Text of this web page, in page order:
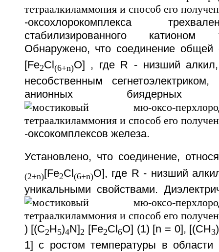
-оксохлорокомплекса
стабилизированного катионом
Обнаружено, что соединение
[Fe2Cl (6+n)O] , где R - низший
несобственным
анионных биядерных
-оксокомплексов железа.
Установлено, что соединение,
(2+n)[Fe2Cl (6+n)O], где R - низший
уникальными свойствами.
) [(C2H5)4N]2 [Fe2Cl 6O] (1) [n = 0], [(CH3)
1] с ростом температуры в области